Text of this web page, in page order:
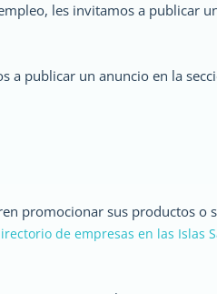
les invitamos a publicar
a publicar un anuncio en la
promocionar sus productos o
de empresas en las Islas